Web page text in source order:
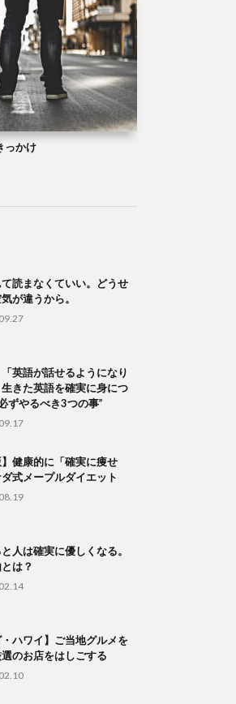
っかけ
読まなくていい。どうせ
が違うから。
「英語が話せるようになり
きた英語を確実に身につ
ずやるべき3つの事”
】健康的に「確実に痩せ
式メープルダイエット
人は確実に優しくなる。
は？
・ハワイ】ご当地グルメを
のお店をはしごする